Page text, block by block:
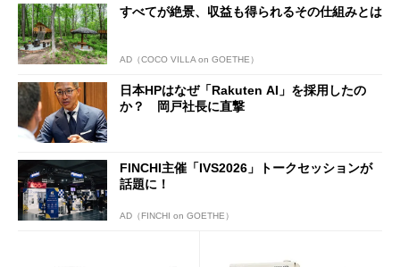
すべてが絶景、収益も得られるその仕組みとは
AD（COCO VILLA on GOETHE）
日本HPはなぜ「Rakuten AI」を採用したの
か？ 岡戸社長に直撃
FINCHI主催「IVS2026」トークセッションが
話題に！
AD（FINCHI on GOETHE）